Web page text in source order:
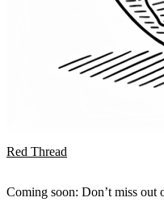
Red Thread
Coming soon: Don’t miss